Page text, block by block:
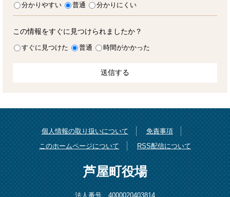
分かりやすい 普通 分かりにくい
この情報をすぐに見つけられましたか？
すぐに見つけた 普通 時間がかかった
個人情報の取り扱いについて
免責事項
このホームページについて
RSS配信について
芦屋町役場
法人番号 4000020403814